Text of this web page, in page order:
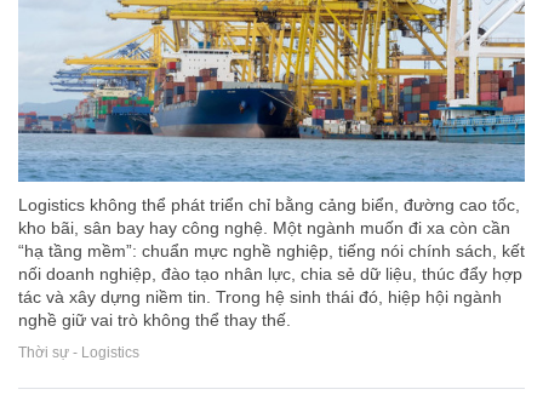
Logistics không thể phát triển chỉ bằng cảng biển, đường cao tốc,
kho bãi, sân bay hay công nghệ. Một ngành muốn đi xa còn cần
“hạ tầng mềm”: chuẩn mực nghề nghiệp, tiếng nói chính sách, kết
nối doanh nghiệp, đào tạo nhân lực, chia sẻ dữ liệu, thúc đẩy hợp
tác và xây dựng niềm tin. Trong hệ sinh thái đó, hiệp hội ngành
nghề giữ vai trò không thể thay thế.
Thời sự - Logistics